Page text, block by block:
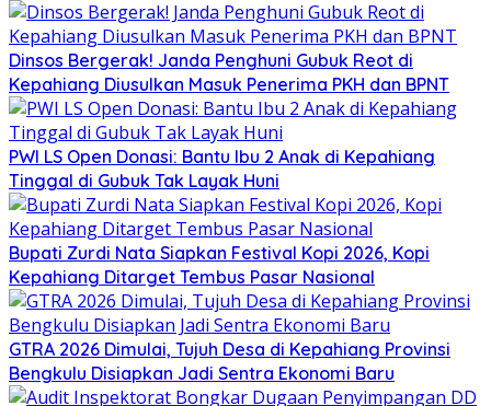
Dinsos Bergerak! Janda Penghuni Gubuk Reot di
Kepahiang Diusulkan Masuk Penerima PKH dan BPNT
PWI LS Open Donasi: Bantu Ibu 2 Anak di Kepahiang
Tinggal di Gubuk Tak Layak Huni
Bupati Zurdi Nata Siapkan Festival Kopi 2026, Kopi
Kepahiang Ditarget Tembus Pasar Nasional
GTRA 2026 Dimulai, Tujuh Desa di Kepahiang Provinsi
Bengkulu Disiapkan Jadi Sentra Ekonomi Baru